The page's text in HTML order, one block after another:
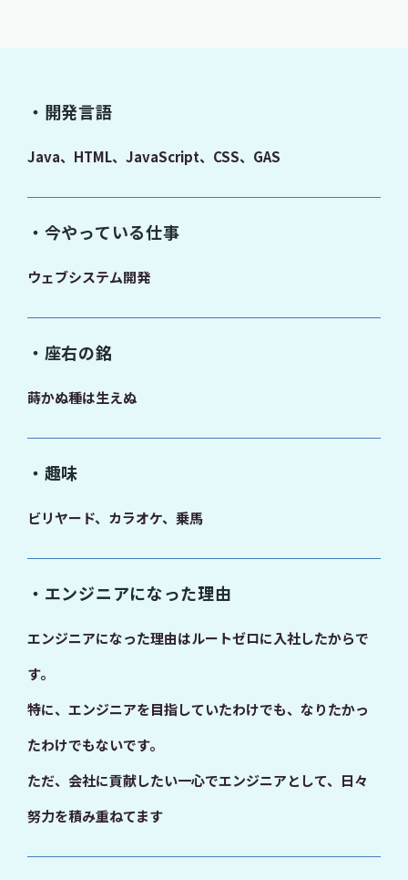
・開発言語
Java、HTML、JavaScript、CSS、GAS
・今やっている仕事
ウェブシステム開発
・座右の銘
蒔かぬ種は生えぬ
・趣味
ビリヤード、カラオケ、乗馬
・エンジニアになった理由
エンジニアになった理由はルートゼロに入社したからで
す。
特に、エンジニアを目指していたわけでも、なりたかっ
たわけでもないです。
ただ、会社に貢献したい一心でエンジニアとして、日々
努力を積み重ねてます